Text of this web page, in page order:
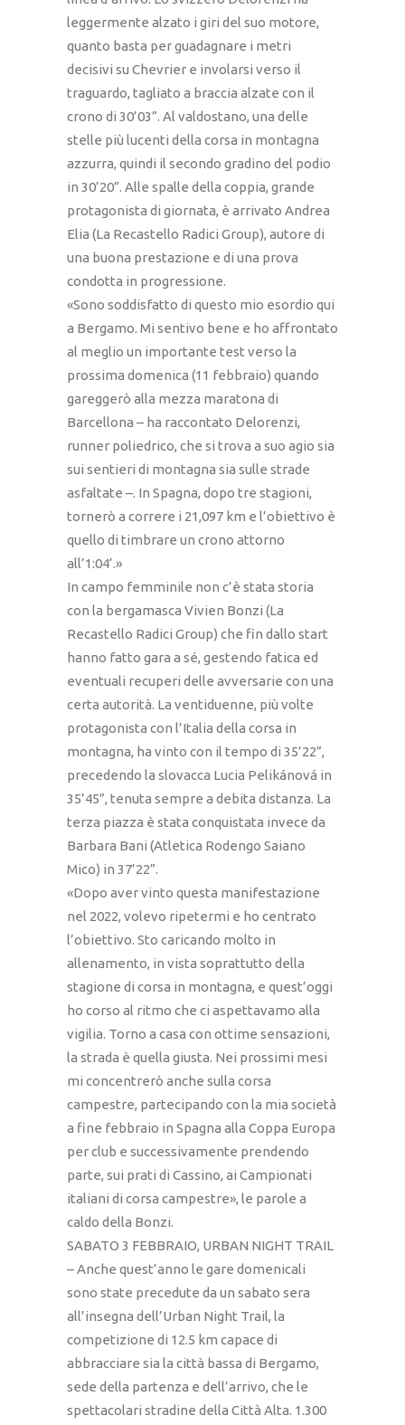
leggermente alzato i giri del suo motore,
quanto basta per guadagnare i metri
decisivi su Chevrier e involarsi verso il
traguardo, tagliato a braccia alzate con il
crono di 30’03”. Al valdostano, una delle
stelle più lucenti della corsa in montagna
azzurra, quindi il secondo gradino del podio
in 30’20”. Alle spalle della coppia, grande
protagonista di giornata, è arrivato Andrea
Elia (La Recastello Radici Group), autore di
una buona prestazione e di una prova
condotta in progressione.
«Sono soddisfatto di questo mio esordio qui
a Bergamo. Mi sentivo bene e ho affrontato
al meglio un importante test verso la
prossima domenica (11 febbraio) quando
gareggerò alla mezza maratona di
Barcellona – ha raccontato Delorenzi,
runner poliedrico, che si trova a suo agio sia
sui sentieri di montagna sia sulle strade
asfaltate –. In Spagna, dopo tre stagioni,
tornerò a correre i 21,097 km e l’obiettivo è
quello di timbrare un crono attorno
all’1:04’.»
In campo femminile non c’è stata storia
con la bergamasca Vivien Bonzi (La
Recastello Radici Group) che fin dallo start
hanno fatto gara a sé, gestendo fatica ed
eventuali recuperi delle avversarie con una
certa autorità. La ventiduenne, più volte
protagonista con l’Italia della corsa in
montagna, ha vinto con il tempo di 35’22”,
precedendo la slovacca Lucia Pelikánová in
35’45”, tenuta sempre a debita distanza. La
terza piazza è stata conquistata invece da
Barbara Bani (Atletica Rodengo Saiano
Mico) in 37’22”.
«Dopo aver vinto questa manifestazione
nel 2022, volevo ripetermi e ho centrato
l’obiettivo. Sto caricando molto in
allenamento, in vista soprattutto della
stagione di corsa in montagna, e quest’oggi
ho corso al ritmo che ci aspettavamo alla
vigilia. Torno a casa con ottime sensazioni,
la strada è quella giusta. Nei prossimi mesi
mi concentrerò anche sulla corsa
campestre, partecipando con la mia società
a fine febbraio in Spagna alla Coppa Europa
per club e successivamente prendendo
parte, sui prati di Cassino, ai Campionati
italiani di corsa campestre», le parole a
caldo della Bonzi.
SABATO 3 FEBBRAIO, URBAN NIGHT TRAIL
– Anche quest’anno le gare domenicali
sono state precedute da un sabato sera
all’insegna dell’Urban Night Trail, la
competizione di 12.5 km capace di
abbracciare sia la città bassa di Bergamo,
sede della partenza e dell’arrivo, che le
spettacolari stradine della Città Alta. 1.300